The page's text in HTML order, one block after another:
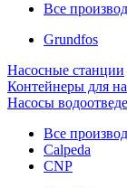
Все
Grundfos
Насосные станции
Контейнеры для
Насосы
Все
Calpeda
CNP